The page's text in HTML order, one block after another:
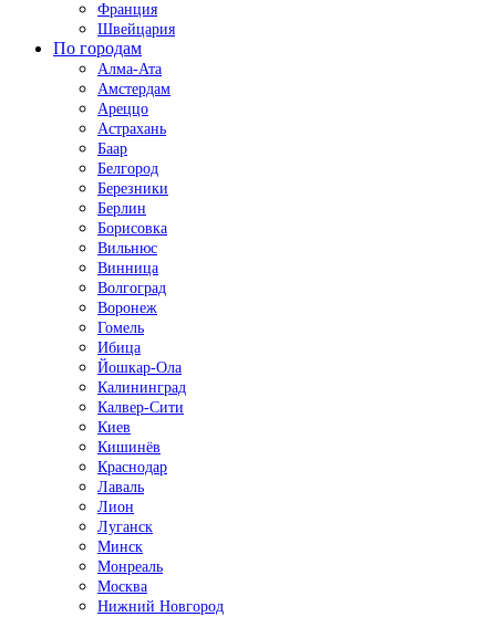
Франция
Швейцария
По городам
Алма-Ата
Амстердам
Ареццо
Астрахань
Баар
Белгород
Березники
Берлин
Борисовка
Вильнюс
Винница
Волгоград
Воронеж
Гомель
Ибица
Йошкар-Ола
Калининград
Калвер-Сити
Киев
Кишинёв
Краснодар
Лаваль
Лион
Луганск
Минск
Монреаль
Москва
Нижний Новгород